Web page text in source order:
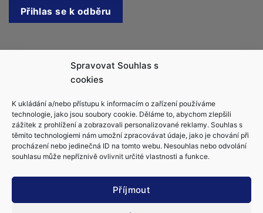
Spravovat Souhlas s
cookies
K ukládání a/nebo přístupu k informacím o zařízení používáme
technologie, jako jsou soubory cookie. Děláme to, abychom zlepšili
zážitek z prohlížení a zobrazovali personalizované reklamy. Souhlas s
těmito technologiemi nám umožní zpracovávat údaje, jako je chování při
procházení nebo jedinečná ID na tomto webu. Nesouhlas nebo odvolání
souhlasu může nepříznivě ovlivnit určité vlastnosti a funkce.
Příjmout
info@jachtarka.cz
jachtarka@gmail.com
+420 605 220 553